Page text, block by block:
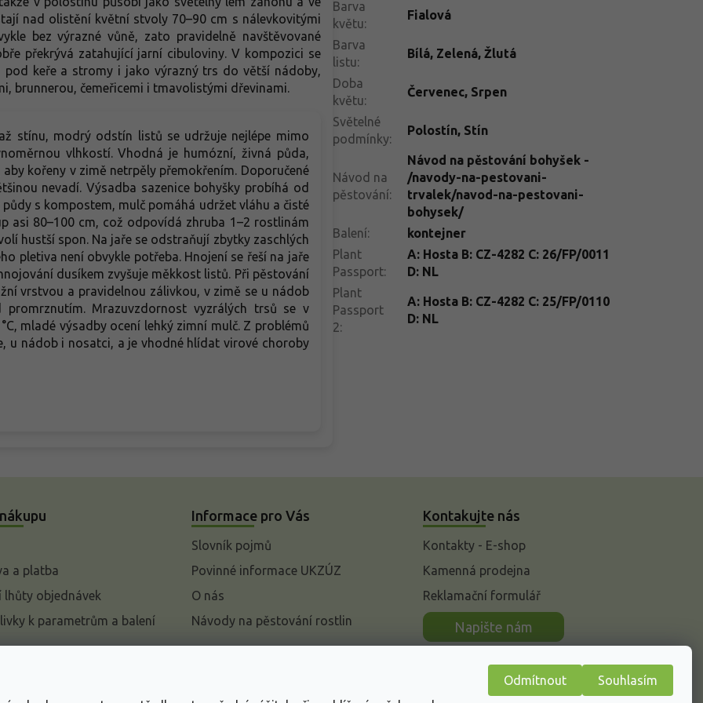
Odmítnout Souhlasím
nad olistění květní stvoly 70–90 cm s nálevkovitými
bez výrazné vůně, zato pravidelně navštěvované
překrývá zatahující jarní cibuloviny. V kompozici se
keře a stromy i jako výrazný trs do větší nádoby,
brunnerou, čemeřicemi i tmavolistými dřevinami.
stínu, modrý odstín listů se udržuje nejlépe mimo
vlhkostí. Vhodná je humózní, živná půda,
kořeny v zimě netrpěly přemokřením. Doporučené
nevadí. Výsadba sazenice bohyšky probíhá od
s kompostem, mulč pomáhá udržet vláhu a čisté
asi 80–100 cm, což odpovídá zhruba 1–2 rostlinám
hustší spon. Na jaře se odstraňují zbytky zaschlých
pletiva není obvykle potřeba. Hnojení se řeší na jaře
dusíkem zvyšuje měkkost listů. Při pěstování
vrstvou a pravidelnou zálivkou, v zimě se u nádob
promrznutím. Mrazuvzdornost vyzrálých trsů se v
mladé výsadby ocení lehký zimní mulč. Z problémů
u nádob i nosatci, a je vhodné hlídat virové choroby
Barva
květu:
Fialová
Barva
listu:
Bílá, Zelená, Žlutá
Doba
květu:
Červenec, Srpen
Světelné
podmínky:
Polostín, Stín
Návod na
pěstování:
Návod na pěstování bohyšek -
/navody-na-pestovani-
trvalek/navod-na-pestovani-
bohysek/
Balení:
kontejner
Plant
Passport:
A: Hosta B: CZ-4282 C: 26/FP/0011
D: NL
Plant
Passport
2:
A: Hosta B: CZ-4282 C: 25/FP/0110
D: NL
a platba
lhůty objednávek
k parametrům a balení
Informace pro Vás
Slovník pojmů
Povinné informace UKZÚZ
O nás
Návody na pěstování rostlin
Kontakujte nás
Kontakty - E-shop
Kamenná prodejna
Reklamační formulář
Napište nám